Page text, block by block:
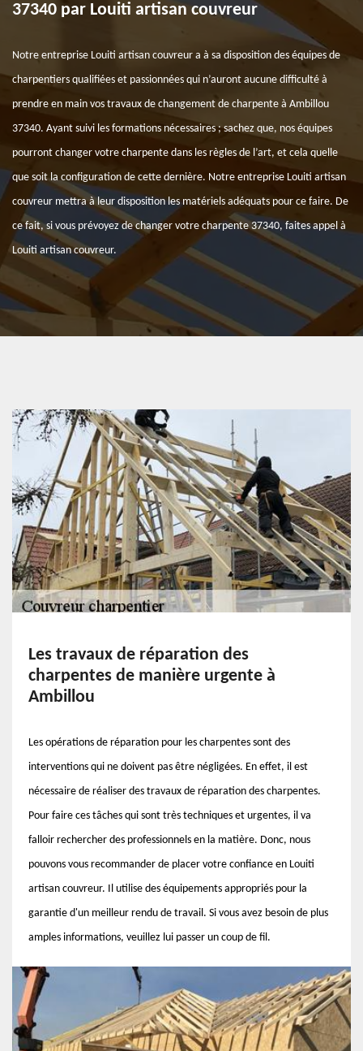
37340 par Louiti artisan couvreur
Notre entreprise Louiti artisan couvreur a à sa disposition des équipes de
charpentiers qualifiées et passionnées qui n’auront aucune difficulté à
prendre en main vos travaux de changement de charpente à Ambillou
37340. Ayant suivi les formations nécessaires ; sachez que, nos équipes
pourront changer votre charpente dans les règles de l’art, et cela quelle
que soit la configuration de cette dernière. Notre entreprise Louiti artisan
couvreur mettra à leur disposition les matériels adéquats pour ce faire. De
ce fait, si vous prévoyez de changer votre charpente 37340, faites appel à
Louiti artisan couvreur.
Les travaux de réparation des
charpentes de manière urgente à
Ambillou
Les opérations de réparation pour les charpentes sont des
interventions qui ne doivent pas être négligées. En effet, il est
nécessaire de réaliser des travaux de réparation des charpentes.
Pour faire ces tâches qui sont très techniques et urgentes, il va
falloir rechercher des professionnels en la matière. Donc, nous
pouvons vous recommander de placer votre confiance en Louiti
artisan couvreur. Il utilise des équipements appropriés pour la
garantie d'un meilleur rendu de travail. Si vous avez besoin de plus
amples informations, veuillez lui passer un coup de fil.